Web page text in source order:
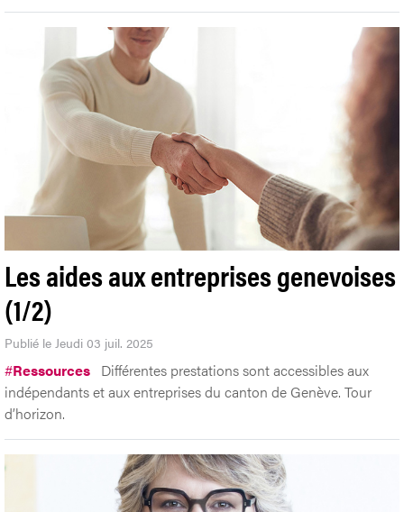
Les aides aux entreprises genevoises
(1/2)
Publié le Jeudi 03 juil. 2025
#Ressources Différentes prestations sont accessibles aux
indépendants et aux entreprises du canton de Genève. Tour
d’horizon.